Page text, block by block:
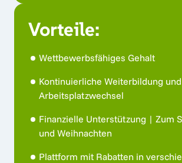
Krankheitsbild entsprechenden
Behandlungspflege
- Pflegedokumentation,
Pflegeplanung
- Patientensicherheit gewährleisten
Vorteile:
Wettbewerbsfähiges Gehalt
Kontinuierliche Weiterbildung
Arbeitsplatzwechsel
Finanzielle Unterstützung | Zum
und Weihnachten
Plattform mit Rabatten in